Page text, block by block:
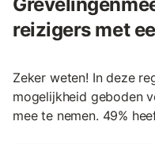
reizigers met
Zeker weten! In deze
mogelijkheid geboden
mee te nemen. 49%